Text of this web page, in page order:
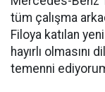
tüm çalışma
Filoya katılan
hayırlı
temenni